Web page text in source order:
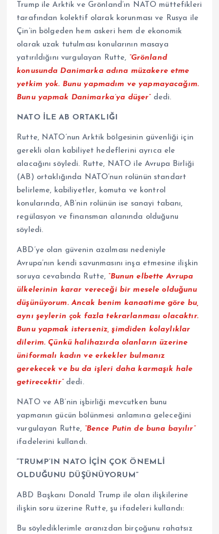
Trump ile Arktik ve Grönland’ın NATO müttefikleri
tarafından kolektif olarak korunması ve Rusya ile
Çin’in bölgeden hem askeri hem de ekonomik
olarak uzak tutulması konularının masaya
yatırıldığını vurgulayan Rutte, “Grönland
konusunda Danimarka adına müzakere etme
yetkim yok. Bunu yapmadım ve yapmayacağım.
Bunu yapmak Danimarka’ya düşer”dedi.
NATO İLE AB ORTAKLIĞI
Rutte, NATO’nun Arktik bölgesinin güvenliği için
gerekli olan kabiliyet hedeflerini ayrıca ele
alacağını söyledi. Rutte, NATO ile Avrupa Birliği
(AB) ortaklığında NATO’nun rolünün standart
belirleme, kabiliyetler, komuta ve kontrol
konularında, AB’nin rolünün ise sanayi tabanı,
regülasyon ve finansman alanında olduğunu
söyledi.
ABD’ye olan güvenin azalması nedeniyle
Avrupa’nın kendi savunmasını inşa etmesine ilişkin
soruya cevabında Rutte, “Bunun elbette Avrupa
ülkelerinin karar vereceği bir mesele olduğunu
düşünüyorum. Ancak benim kanaatime göre bu,
aynı şeylerin çok fazla tekrarlanması olacaktır.
Bunu yapmak isterseniz, şimdiden kolaylıklar
dilerim. Çünkü halihazırda olanların üzerine
üniformalı kadın ve erkekler bulmanız
gerekecek ve bu da işleri daha karmaşık hale
getirecektir” dedi.
NATO ve AB’nin işbirliği mevcutken bunu
yapmanın gücün bölünmesi anlamına geleceğini
vurgulayan Rutte, “Bence Putin de buna bayılır”
ifadelerini kullandı.
“TRUMP’IN NATO İÇİN ÇOK ÖNEMLİ
OLDUĞUNU DÜŞÜNÜYORUM”
ABD Başkanı Donald Trump ile olan ilişkilerine
ilişkin soru üzerine Rutte, şu ifadeleri kullandı:
Bu söylediklerimle aranızdan birçoğunu rahatsız